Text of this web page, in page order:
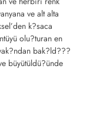
ve alt alta
k?saca
olu?turan en
bak?ld???
büyütüldü?ünde